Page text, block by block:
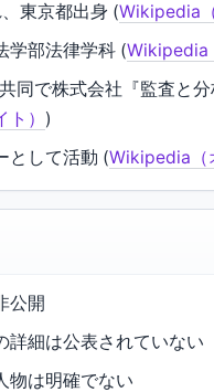
東京都出身 (Wikipedia
学部法律学科 (Wikipedia
同で株式会社『監査と
） )
として活動 (Wikipedia（
公開
詳細は公表されていない
物は明確でない